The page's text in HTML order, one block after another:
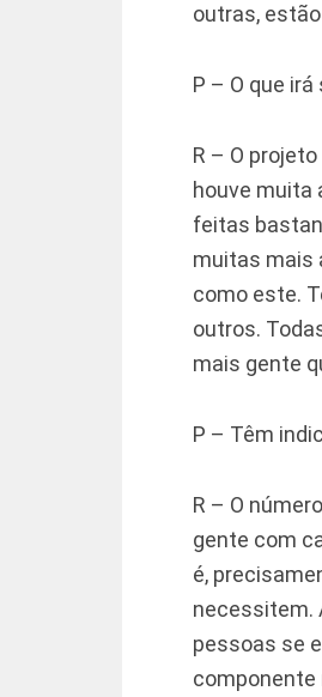
outras,
P – O que
R – O
houve muita
feitas
muitas mais
como este.
outros.
mais gente
P – Têm
R – O
gente com
é,
necessitem.
pessoas se
componente